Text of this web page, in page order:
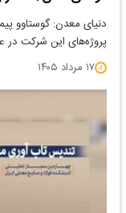
پروژه‌های این شرکت در
۱۷ مرداد ۱۴۰۵